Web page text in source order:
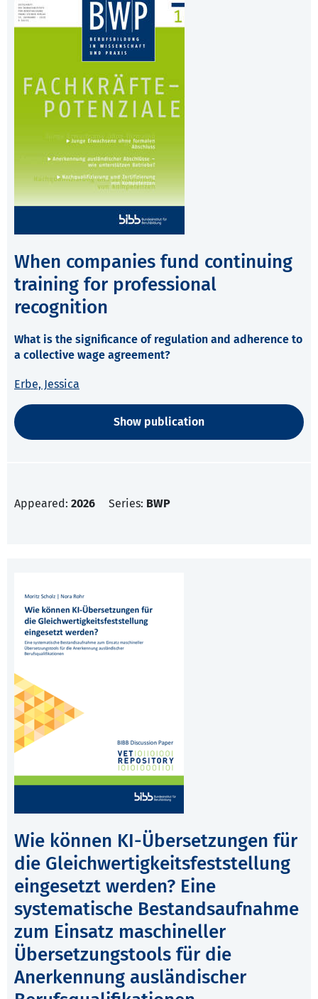
When companies fund continuing
training for professional
recognition
What is the significance of regulation and adherence to
a collective wage agreement?
Erbe, Jessica
Show publication
Appeared: 2026 Series: BWP
Wie können KI-Übersetzungen für
die Gleichwertigkeitsfeststellung
eingesetzt werden? Eine
systematische Bestandsaufnahme
zum Einsatz maschineller
Übersetzungstools für die
Anerkennung ausländischer